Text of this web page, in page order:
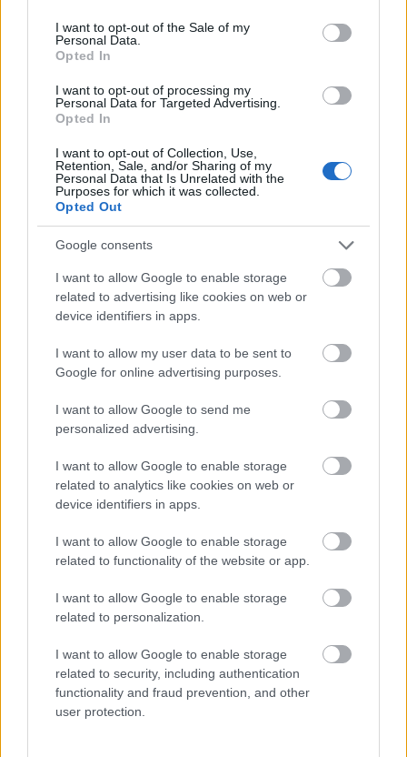
consent section.
I want to opt-out of the Sale of my
Personal Data.
Opted In
I want to opt-out of processing my
Personal Data for Targeted Advertising.
Opted In
I want to opt-out of Collection, Use,
Retention, Sale, and/or Sharing of my
Personal Data that Is Unrelated with the
Purposes for which it was collected.
Opted Out
Google consents
I want to allow Google to enable storage
related to advertising like cookies on web or
device identifiers in apps.
I want to allow my user data to be sent to
Google for online advertising purposes.
I want to allow Google to send me
personalized advertising.
I want to allow Google to enable storage
related to analytics like cookies on web or
device identifiers in apps.
I want to allow Google to enable storage
related to functionality of the website or app.
I want to allow Google to enable storage
related to personalization.
I want to allow Google to enable storage
related to security, including authentication
functionality and fraud prevention, and other
user protection.
szakemberek feladata lesz, hogy megtöltsék
tartalommal az új létesítményt.
Molnár Lajos Milán,az Aba-Novák Kulturális
Központ igazgatója arról beszélt: akik megálmodták
és megépítették e komplexumot, úgy gondolták, egy
modern város elképzelhetetlen korszerű közösségi
terek és pezsgő kulturális élet nélkül. Az agora a
"segít megismerni egymást és magunkat". Az
intézmény irányítói és munkatársai ennek
otthonává formálni az új közösségi teret - ígérte.